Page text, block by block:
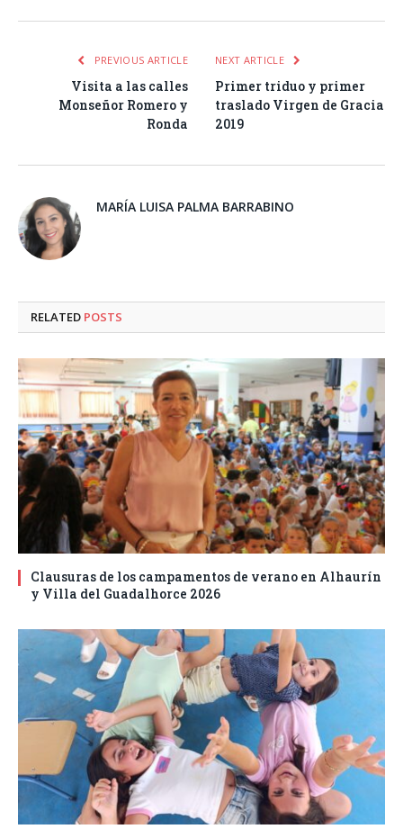
PREVIOUS ARTICLE
Visita a las calles
Monseñor Romero y
Ronda
NEXT ARTICLE
Primer triduo y primer
traslado Virgen de Gracia
2019
MARÍA LUISA PALMA BARRABINO
RELATED POSTS
Clausuras de los campamentos de verano en Alhaurín
y Villa del Guadalhorce 2026